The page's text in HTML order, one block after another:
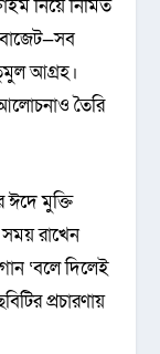
নিয়ে নির্মিত
আগ্রহ।
তৈরি
ঈদে মুক্তি
সময় রাখেন
‘বলে দিলেই
প্রচারণায়